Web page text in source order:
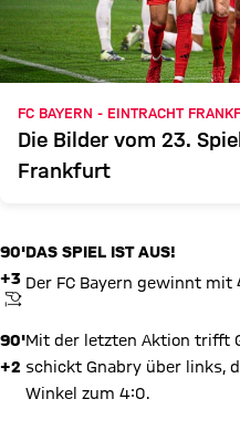
FC BAYERN - EINTRACHT
Die Bilder vom 23.
Frankfurt
90'
+3
ANPFIFF
DAS SPIEL IST AUS!
Der FC Bayern gewinnt
90'
+2
Mit der letzten Aktion trifft
schickt Gnabry über links,
Winkel zum 4:0.